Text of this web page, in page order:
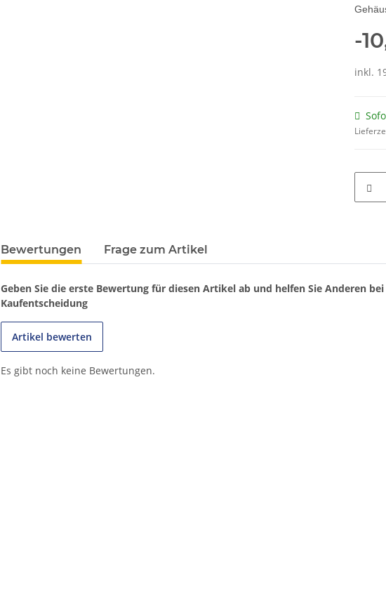
-
inkl.
weitere Registerkarten anzeigen
Bewertungen Frage zum Artikel
Geben Sie die erste Bewertung für diesen Artikel ab und helfen Sie Anderen
Kaufentscheidung
Artikel bewerten
Es gibt noch keine Bewertungen.